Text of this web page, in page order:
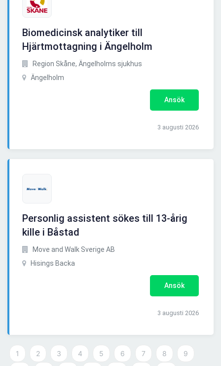
Biomedicinsk analytiker till
Hjärtmottagning i Ängelholm
Region Skåne, Ängelholms sjukhus
Ängelholm
Ansök
3 augusti 2026
Personlig assistent sökes till 13-årig
kille i Båstad
Move and Walk Sverige AB
Hisings Backa
Ansök
3 augusti 2026
1 2 3 4 5 6 7 8 9